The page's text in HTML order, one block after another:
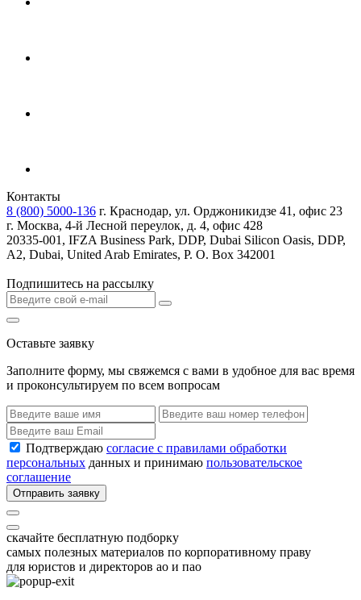
Контакты
8 (800) 5000-136 г. Краснодар, ул. Орджоникидзе 41, офис 23
г. Москва, 4-й Лесной переулок, д. 4, офис 428
20335-001, IFZA Business Park, DDP, Dubai Silicon Oasis, DDP,
A2, Dubai, United Arab Emirates, P. O. Box 342001
Подпишитесь на рассылку
Оставьте заявку
Заполните форму, мы свяжемся с вами в удобное для вас время
и проконсультируем по всем вопросам
Подтверждаю согласие с правилами обработки
персональных данных и принимаю пользовательское
соглашение
Отправить заявку
скачайте бесплатную подборку
самых полезных материалов по корпоративному праву
для юристов и директоров ао и пао